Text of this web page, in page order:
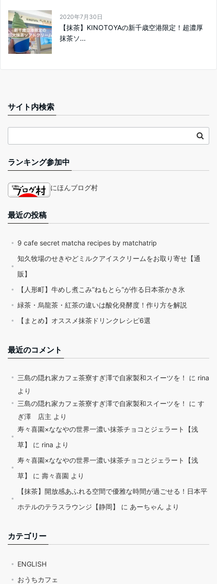
2020年7月30日
【抹茶】KINOTOYAの新千歳空港限定！超濃厚
抹茶ソ...
サイト内検索
ランキング参加中
にほんブログ村
最近の投稿
9 cafe secret matcha recipes by matchatrip
知久牧場のせきやどミルクアイスクリームをお取り寄せ【通
販】
【人形町】牛めし煮こみ”ねもとら”が作る日本茶かき氷
緑茶・烏龍茶・紅茶の違いは酸化発酵度！作り方を解説
【まとめ】オススメ抹茶ドリンクレシピ6選
最近のコメント
三島の隠れ家カフェ茶寮すぎ澤で自家製和スイーツを！ に rina
より
三島の隠れ家カフェ茶寮すぎ澤で自家製和スイーツを！
に す
ぎ澤 店主 より
寿々喜園×ななやの世界一濃い抹茶チョコとジェラート【浅
草】
に rina より
寿々喜園×ななやの世界一濃い抹茶チョコとジェラート【浅
草】
に 壽々喜園 より
【抹茶】開放感あふれる空間で優雅な時間が過ごせる！日本平
ホテルのテラスラウンジ【静岡】
に あーちゃん より
カテゴリー
ENGLISH
おうちカフェ